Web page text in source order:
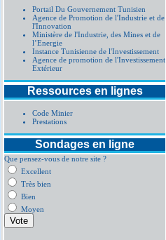
Portail Du Gouvernement Tunisien
Agence de Promotion de l'Industrie et de
l'Innovation
Ministère de l'Industrie, des Mines et de
l’Energie
Instance Tunisienne de l'Investissement
Agence de promotion de l'Investissement
Extérieur
Ressources en lignes
Code Minier
Prestations
Sondages en ligne
Que pensez-vous de notre site ?
Excellent
Très bien
Bien
Moyen